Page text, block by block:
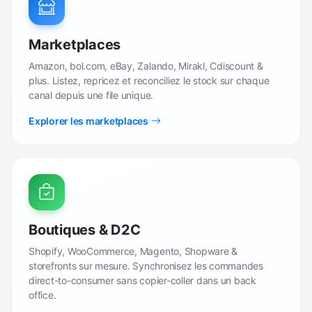
Marketplaces
Amazon, bol.com, eBay, Zalando, Mirakl, Cdiscount &
plus. Listez, repricez et reconciliez le stock sur chaque
canal depuis une file unique.
Explorer les marketplaces
Boutiques & D2C
Shopify, WooCommerce, Magento, Shopware &
storefronts sur mesure. Synchronisez les commandes
direct-to-consumer sans copier-coller dans un back
office.